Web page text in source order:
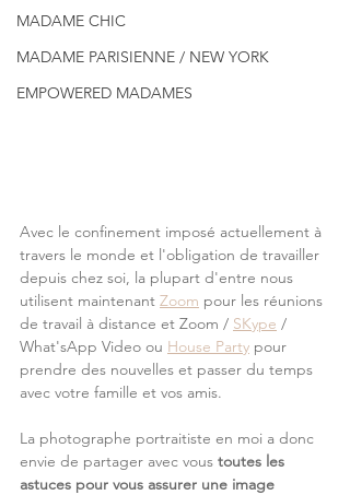
MADAME CHIC
MADAME PARISIENNE / NEW YORK
EMPOWERED MADAMES
Avec le confinement imposé actuellement à
travers le monde et l'obligation de travailler
depuis chez soi, la plupart d'entre nous
utilisent maintenant Zoom pour les réunions
de travail à distance et Zoom / SKype /
What'sApp Video ou House Party pour
prendre des nouvelles et passer du temps
avec votre famille et vos amis.
La photographe portraitiste en moi a donc
envie de partager avec vous toutes les
astuces pour vous assurer une image